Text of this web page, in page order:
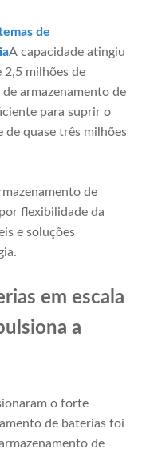
de
A capacidade atingiu
2,5 milhões de
armazenamento de
para suprir o
quase três milhões
de
flexibilidade da
​​e soluções
em escala
a
o forte
de baterias foi
de